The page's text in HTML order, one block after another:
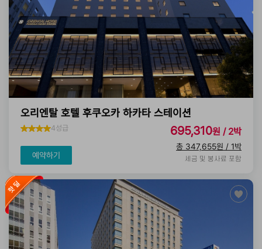
오리엔탈 호텔 후쿠오카 하카타 스테이션
4성급
예약하기
695,310원 / 2박
총 347,655원 / 1박
세금 및 봉사료 포함